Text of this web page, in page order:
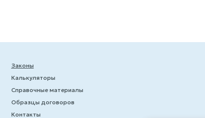
Законы
Калькуляторы
Справочные материалы
Образцы договоров
Контакты